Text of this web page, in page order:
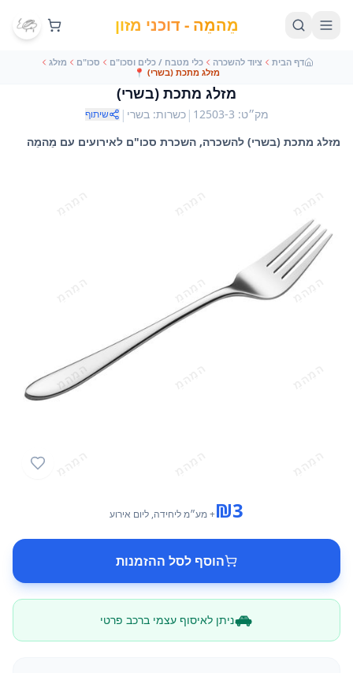
מֵהמֵה - דוכני מזון
דף הבית ציוד להשכרה כלי מטבח / כלים וסכו"ם סכו"ם
מזלג
מזלג מתכת (בשרי) 📍
מזלג מתכת (בשרי)
מק״ט:
12503-3
|כשרות:בשרי | שיתוף
מזלג מתכת (בשרי) להשכרה, השכרת סכו"ם לאירועים עם מֵהמֵה
₪3 + מע״מליחידה, ליום אירוע
הוסף לסל ההזמנות
ניתן לאיסוף עצמי ברכב פרטי